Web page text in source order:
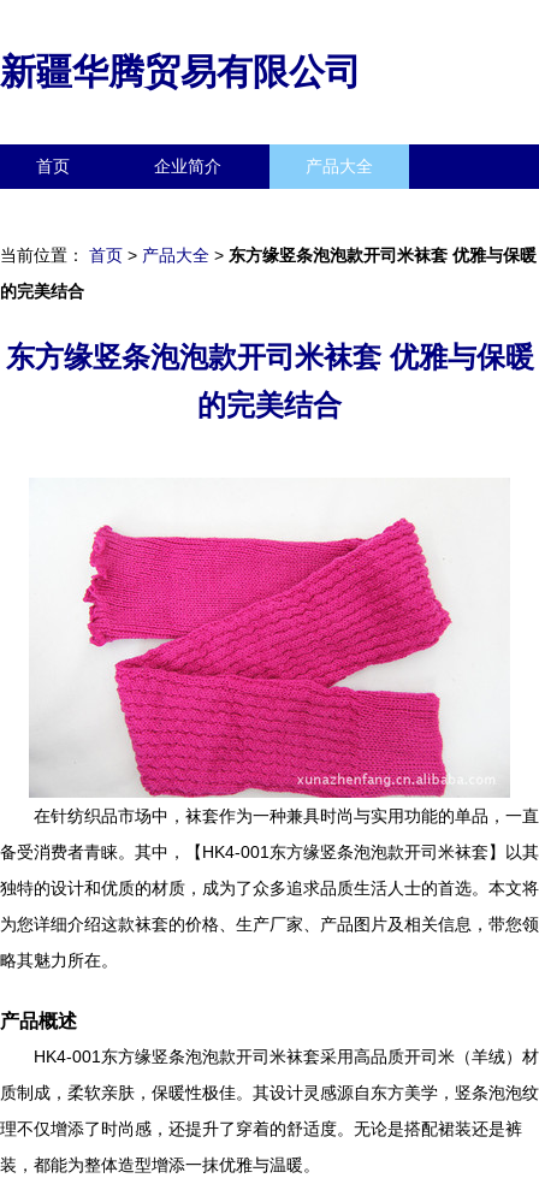
新疆华腾贸易有限公司
首页 企业简介 产品大全
当前位置： 首页 > 产品大全 > 东方缘竖条泡泡款开司米袜套 优雅与保暖
的完美结合
东方缘竖条泡泡款开司米袜套 优雅与保暖
的完美结合
在针纺织品市场中，袜套作为一种兼具时尚与实用功能的单品，一直
备受消费者青睐。其中，【HK4-001东方缘竖条泡泡款开司米袜套】以其
独特的设计和优质的材质，成为了众多追求品质生活人士的首选。本文将
为您详细介绍这款袜套的价格、生产厂家、产品图片及相关信息，带您领
略其魅力所在。
产品概述
HK4-001东方缘竖条泡泡款开司米袜套采用高品质开司米（羊绒）材
质制成，柔软亲肤，保暖性极佳。其设计灵感源自东方美学，竖条泡泡纹
理不仅增添了时尚感，还提升了穿着的舒适度。无论是搭配裙装还是裤
装，都能为整体造型增添一抹优雅与温暖。